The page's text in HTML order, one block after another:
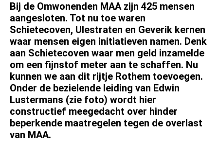
Bij de Omwonenden MAA zijn 425 mensen
aangesloten. Tot nu toe waren
Schietecoven, Ulestraten en Geverik kernen
waar mensen eigen initiatieven namen. Denk
aan Schietecoven waar men geld inzamelde
om een fijnstof meter aan te schaffen. Nu
kunnen we aan dit rijtje Rothem toevoegen.
Onder de bezielende leiding van Edwin
Lustermans (zie foto) wordt hier
constructief meegedacht over hinder
beperkende maatregelen tegen de overlast
van MAA.